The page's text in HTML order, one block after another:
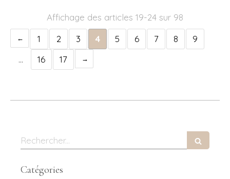
Affichage des articles 19-24 sur 98
1
2 3 4 5 6 7 8
9
…
16 17
Rechercher
Catégories